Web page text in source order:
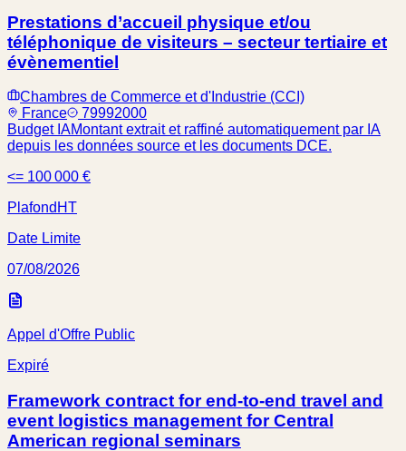
Prestations d’accueil physique et/ou
téléphonique de visiteurs – secteur tertiaire et
évènementiel
Chambres de Commerce et d'Industrie (CCI)
France
79992000
Budget IAMontant extrait et raffiné automatiquement par IA
depuis les données source et les documents DCE.
<= 100 000 €
Plafond HT
Date Limite
07/08/2026
Appel d'Offre Public
Expiré
Framework contract for end-to-end travel and
event logistics management for Central
American regional seminars